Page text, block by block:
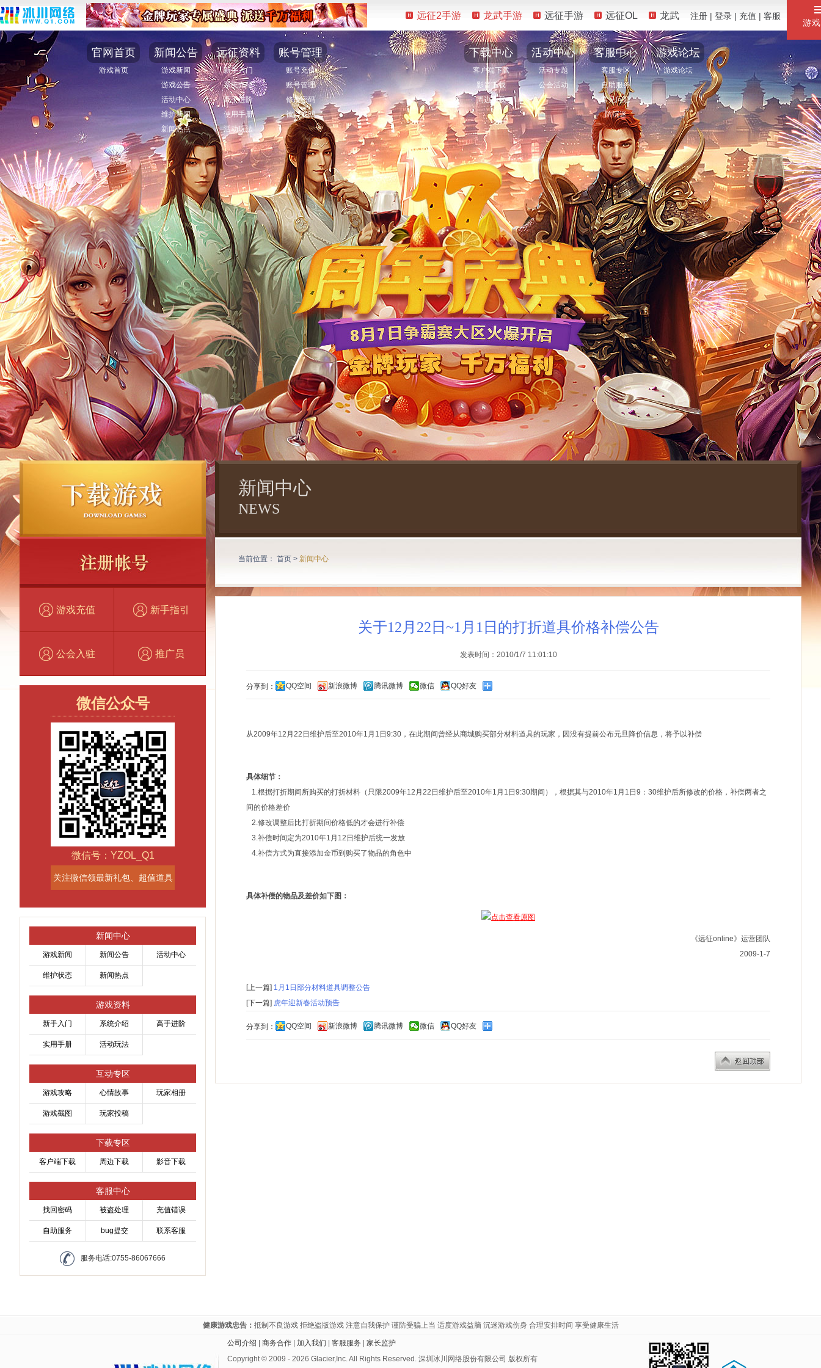
游
远征2手游 龙武手游 远征手游 远征OL 龙武 注册 | 登录 | 充值 | 客服
官网首页
游戏首页
新闻公告
游戏新闻
游戏公告
活动中心
维护新闻
新闻热点
远征资料
新手入门
系统介绍
高手进阶
使用手册
活动玩法
账号管理
账号充值
账号管理
修改密码
被盗找回
下载中心
客户端下载
影音下载
周边下载
活动中心
活动专题
公会活动
客服中心
客服专区
自助服务
常见问题
防沉迷
游戏论坛
游戏论坛
游戏充值 新手指引
公会入驻 推广员
微信公众号
微信号：YZOL_Q1
关注微信领最新礼包、超值道具
新闻中心
游戏新闻 新闻公告 活动中心
维护状态 新闻热点
游戏资料
新手入门 系统介绍 高手进阶
实用手册 活动玩法
互动专区
游戏攻略 心情故事 玩家相册
游戏截图 玩家投稿
下载专区
客户端下载 周边下载 影音下载
客服中心
找回密码 被盗处理 充值错误
自助服务 bug提交 联系客服
服务电话:0755-86067666
新闻中心
NEWS
当前位置： 首页 > 新闻中心
关于12月22日~1月1日的打折道具价格补偿公告
发表时间：2010/1/7 11:01:10
分享到： QQ空间 新浪微博 腾讯微博 微信 QQ好友
从2009年12月22日维护后至2010年1月1日9:30，在此期间曾经从商城购买部分材料道具的玩家，因没有提前公布元旦降价信息，将予以补偿
具体细节：
1.根据打折期间所购买的打折材料（只限2009年12月22日维护后至2010年1月1日9:30期间），根据其与2010年1月1日9：30维护后所修改的价格，补偿两者之
间的价格差价
2.修改调整后比打折期间价格低的才会进行补偿
3.补偿时间定为2010年1月12日维护后统一发放
4.补偿方式为直接添加金币到购买了物品的角色中
具体补偿的物品及差价如下图：
《远征online》运营团队
2009-1-7
[上一篇] 1月1日部分材料道具调整公告
[下一篇] 虎年迎新春活动预告
分享到： QQ空间 新浪微博 腾讯微博 微信 QQ好友
健康游戏忠告： 抵制不良游戏 拒绝盗版游戏 注意自我保护 谨防受骗上当 适度游戏益脑 沉迷游戏伤身 合理安排时间 享受健康生活
公司介绍 | 商务合作 | 加入我们 | 客服服务 | 家长监护
Copyright © 2009 - 2026 Glacier,Inc. All Rights Reserved. 深圳冰川网络股份有限公司 版权所有